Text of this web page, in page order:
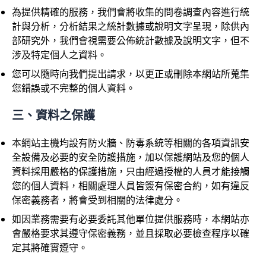
為提供精確的服務，我們會將收集的問卷調查內容進行統
計與分析，分析結果之統計數據或說明文字呈現，除供內
部研究外，我們會視需要公佈統計數據及說明文字，但不
涉及特定個人之資料。
您可以隨時向我們提出請求，以更正或刪除本網站所蒐集
您錯誤或不完整的個人資料。
三、資料之保護
本網站主機均設有防火牆、防毒系統等相關的各項資訊安
全設備及必要的安全防護措施，加以保護網站及您的個人
資料採用嚴格的保護措施，只由經過授權的人員才能接觸
您的個人資料，相關處理人員皆簽有保密合約，如有違反
保密義務者，將會受到相關的法律處分。
如因業務需要有必要委託其他單位提供服務時，本網站亦
會嚴格要求其遵守保密義務，並且採取必要檢查程序以確
定其將確實遵守。